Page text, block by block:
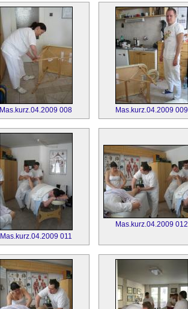
Mas.kurz.04.2009 008
Mas.kurz.04.2009 009
Mas.kurz.04.2009 011
Mas.kurz.04.2009 012